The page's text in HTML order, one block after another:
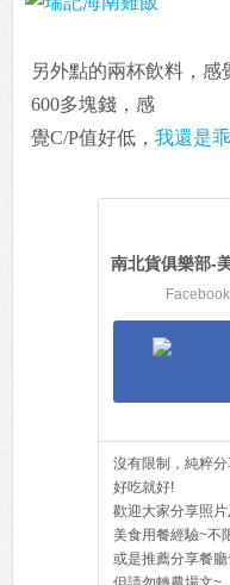
另外點的兩杯飲料，感
600多塊錢，感
覺C/P值好低， 我還是
南北貨俱樂部-
沒有限制，純粹分
好吃就好!
歡迎大家分享照
美食用餐經驗~不
或是推薦分享餐